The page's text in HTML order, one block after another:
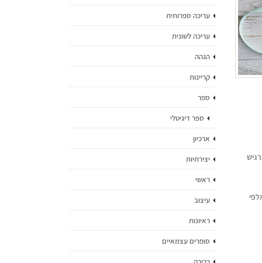
עריכה ספרותית
עריכה לשונית
הגהה
קריינות
ספר
ספר דיגיטלי
ארכיון
יצירתיות
ראשי
עיצוב
ראיונות
סופרים עצמאיים